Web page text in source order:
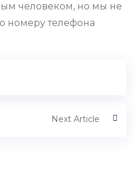
человеком, но мы не
номеру телефона
Next Article